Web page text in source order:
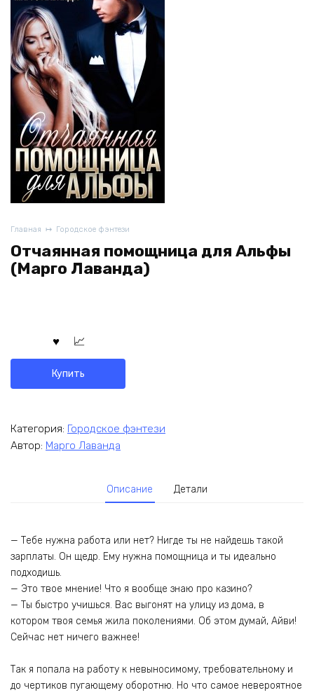
Главная Городское фэнтези
Отчаянная помощница для Альфы
(Марго Лаванда)
Купить
Категория: Городское фэнтези
Автор: Марго Лаванда
Описание Детали
— Тебе нужна работа или нет? Нигде ты не найдешь такой
зарплаты. Он щедр. Ему нужна помощница и ты идеально
подходишь.
— Это твое мнение! Что я вообще знаю про казино?
— Ты быстро учишься. Вас выгонят на улицу из дома, в
котором твоя семья жила поколениями. Об этом думай, Айви!
Сейчас нет ничего важнее!
Так я попала на работу к невыносимому, требовательному и
до чертиков пугающему оборотню. Но что самое невероятное